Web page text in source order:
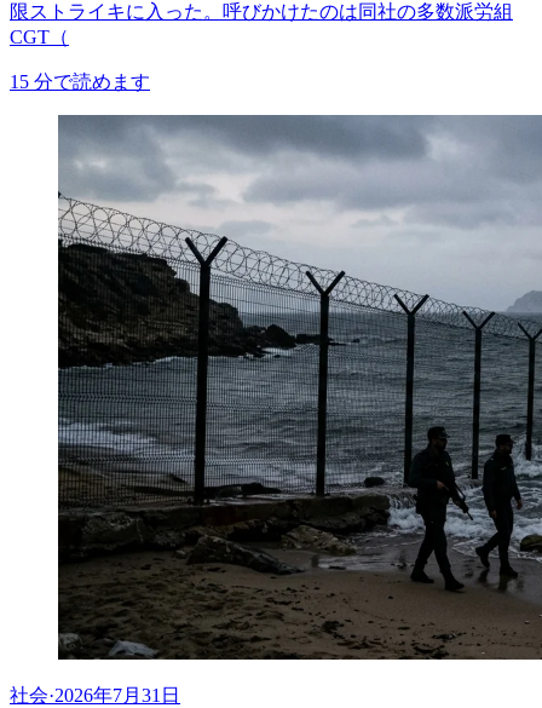
限ストライキに入った。呼びかけたのは同社の多数派労組
CGT（
15 分で読めます
社会·2026年7月31日